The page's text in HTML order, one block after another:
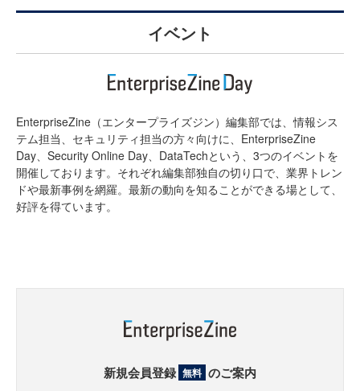
イベント
EnterpriseZine（エンタープライズジン）編集部では、情報シス
テム担当、セキュリティ担当の方々向けに、EnterpriseZine
Day、Security Online Day、DataTechという、3つのイベントを
開催しております。それぞれ編集部独自の切り口で、業界トレン
ドや最新事例を網羅。最新の動向を知ることができる場として、
好評を得ています。
新規会員登録 無料 のご案内